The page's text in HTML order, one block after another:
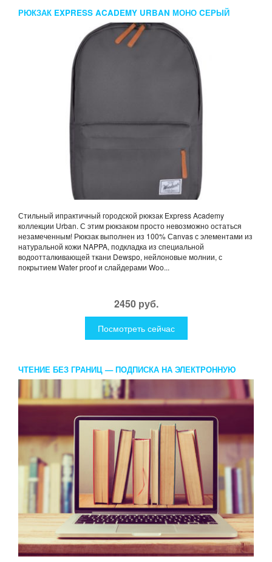
РЮКЗАК EXPRESS ACADEMY URBAN МОНО CЕРЫЙ
Стильный ипрактичный городской рюкзак Express Academy
коллекции Urban. С этим рюкзаком просто невозможно остаться
незамеченным! Рюкзак выполнен из 100% Сanvas с элементами из
натуральной кожи NAPPA, подкладка из специальной
водоотталкивающей ткани Dewspo, нейлоновые молнии, с
покрытием Water proof и слайдерами Woo...
2450 руб.
Посмотреть сейчас
ЧТЕНИЕ БЕЗ ГРАНИЦ — ПОДПИСКА НА ЭЛЕКТРОННУЮ
БИБЛИОТЕКУ